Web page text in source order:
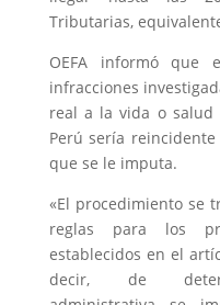
Tributarias,
OEFA informó que
infracciones
real a la vida o salud
Perú sería
que se le imputa.
«El procedimiento se
reglas para los
establecidos en el
decir, de